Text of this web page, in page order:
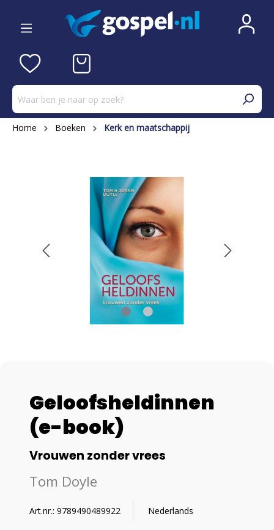
Home Boeken Kerk en maatschappij
Geloofsheldinnen
(e-book)
Vrouwen zonder vrees
Tom Doyle
Art.nr.: 9789490489922 Nederlands